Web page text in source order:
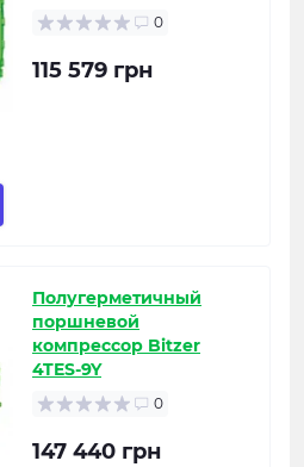
0
115 579 грн
Полугерметичный
поршневой
компрессор Bitzer
4TES-9Y
0
147 440 грн